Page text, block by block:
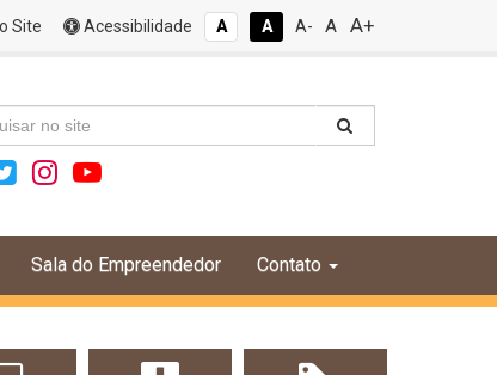
Site Acessibilidade A A A- A A+
Sala do Empreendedor Contato